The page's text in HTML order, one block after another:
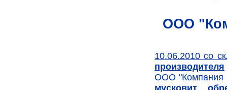
ООО
10.06.2010 со
производителя
ООО "Компания
мусковит